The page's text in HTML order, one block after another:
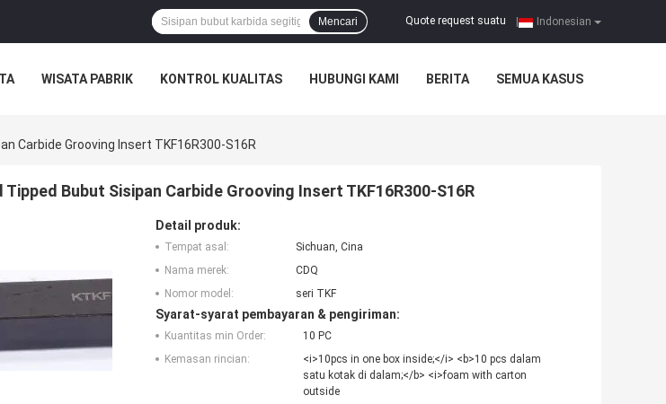
Indonesian
Quote request suatu
Mencari
WISATA PABRIK KONTROL KUALITAS HUBUNGI KAMI BERITA SEMUA KASUS
Carbide Grooving Insert TKF16R300-S16R
Tipped Bubut Sisipan Carbide Grooving Insert TKF16R300-S16R
Detail produk:
Tempat asal:
Sichuan, Cina
Nama merek:
CDQ
Nomor model:
seri TKF
Syarat-syarat pembayaran & pengiriman:
Kuantitas min Order:
10 PC
Kemasan rincian:
<i>10pcs in one box inside;</i> <b>10 pcs dalam
satu kotak di dalam;</b> <i>foam with carton
outside